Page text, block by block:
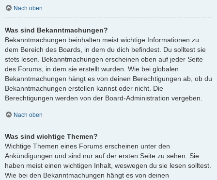
Nach oben
Was sind Bekanntmachungen?
Bekanntmachungen beinhalten meist wichtige Informationen zu
dem Bereich des Boards, in dem du dich befindest. Du solltest sie
stets lesen. Bekanntmachungen erscheinen oben auf jeder Seite
des Forums, in dem sie erstellt wurden. Wie bei globalen
Bekanntmachungen hängt es von deinen Berechtigungen ab, ob du
Bekanntmachungen erstellen kannst oder nicht. Die
Berechtigungen werden von der Board-Administration vergeben.
Nach oben
Was sind wichtige Themen?
Wichtige Themen eines Forums erscheinen unter den
Ankündigungen und sind nur auf der ersten Seite zu sehen. Sie
haben meist einen wichtigen Inhalt, weswegen du sie lesen solltest.
Wie bei den Bekanntmachungen hängt es von deinen